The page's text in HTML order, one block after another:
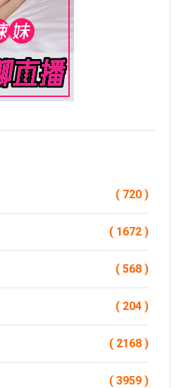
( 720 )
( 1672 )
( 568 )
( 204 )
( 2168 )
( 3959 )